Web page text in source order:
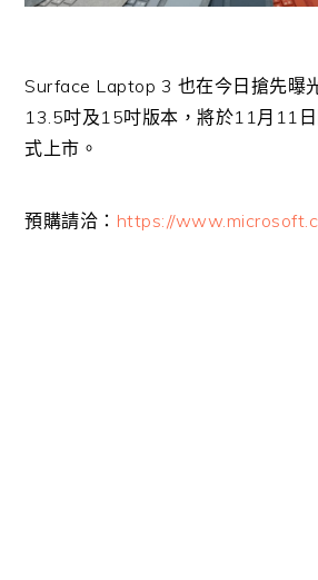
Surface Laptop 3 也在今日搶先曝
13.5吋及15吋版本，將於11月11
式上市。
預購請洽： https://